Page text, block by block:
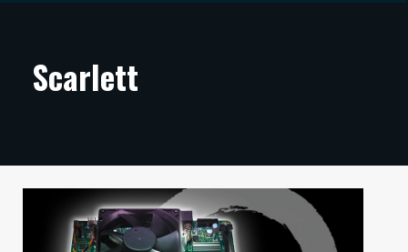
ARTIKKELIT
TECHBBS
Scarlett